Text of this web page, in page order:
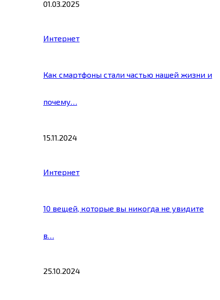
01.03.2025
Интернет
Как смартфоны стали частью нашей жизни и
почему…
15.11.2024
Интернет
10 вещей, которые вы никогда не увидите
в…
25.10.2024